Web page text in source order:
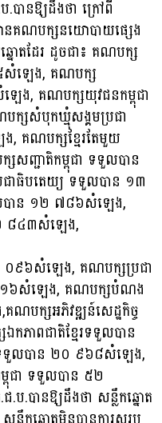
បានឱ្យដឹងថា ក្រៅពី
គណបក្សនយោបាយផ្សេង
ោតដែរ ដូចជា៖ គណបក្ស
សំឡេង, គណបក្ស
េង, គណបក្សយុវជនកម្ពុជា
សំបុកឃ្មុំសង្គមប្រជា
គណបក្សខ្មែរតែមួយ
ជាតិកម្ពុជា ទទួលបាន
ាធិបតេយ្យ ទទួលបាន ១៣
ាន ១២ ៧៨៦សំឡេង,
៨៤៣សំឡេង,
៩៦សំឡេង, គណបក្សប្រជា
១៦សំឡេង, គណបក្សបំណង
បក្សអភិវឌ្ឍន៍សេដ្ឋកិច្ច
ាពជាតិខ្មែរទទួលបាន
លបាន ២០ ៩៦៨សំឡេង,
ពុជា ទទួលបាន ៥២
.បានឱ្យដឹងថា សន្លឹកឆ្នោត